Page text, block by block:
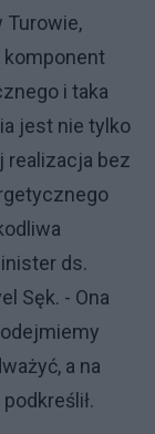
Turowie,
komponent
i taka
jest nie tylko
realizacja bez
ds.
Sęk. - Ona
a na